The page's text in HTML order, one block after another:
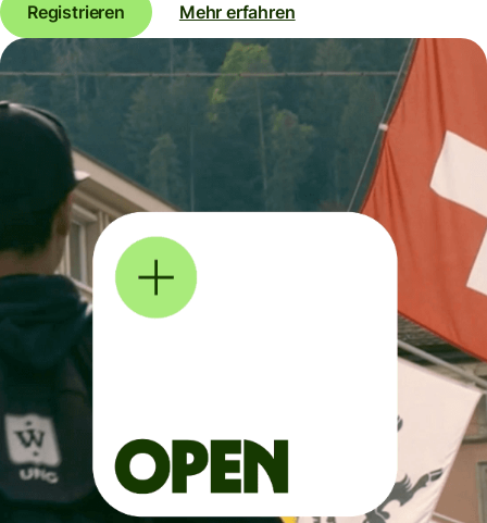
Registrieren Mehr erfahren